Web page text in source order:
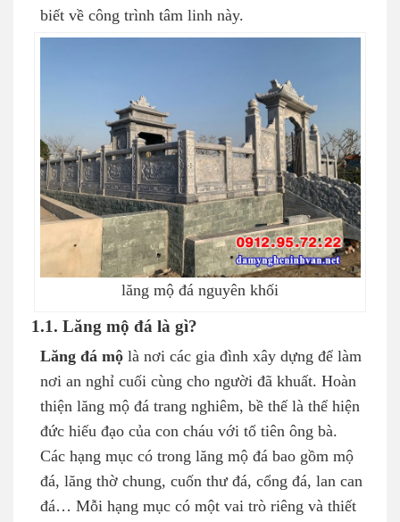
biết về công trình tâm linh này.
lăng mộ đá nguyên khối
1.1. Lăng mộ đá là gì?
Lăng đá mộ là nơi các gia đình xây dựng để làm
nơi an nghỉ cuối cùng cho người đã khuất. Hoàn
thiện lăng mộ đá trang nghiêm, bề thế là thể hiện
đức hiếu đạo của con cháu với tổ tiên ông bà.
Các hạng mục có trong lăng mộ đá bao gồm mộ
đá, lăng thờ chung, cuốn thư đá, cổng đá, lan can
đá… Mỗi hạng mục có một vai trò riêng và thiết